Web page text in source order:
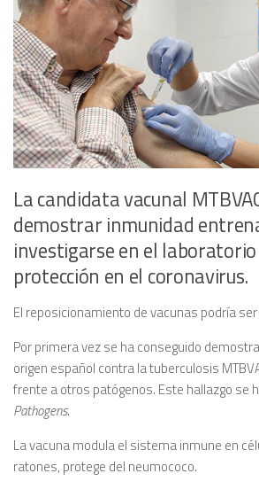
La candidata vacunal
demostrar inmunidad
investigarse en el
protección en el coronavirus.
El reposicionamiento de vacunas podría
Por primera vez se ha conseguido
origen español contra la tuberculosis
frente a otros patógenos. Este hallazgo se
Pathogens.
La vacuna modula el sistema inmune en
ratones, protege del neumococo.